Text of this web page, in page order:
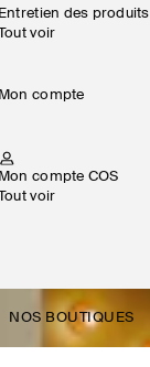
Entretien des produits
Tout voir
Mon compte
Mon compte COS
Tout voir
NOS BOUTIQUES